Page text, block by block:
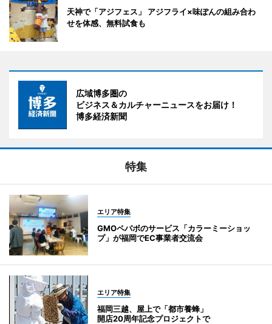
天神で「アジフェス」 アジフライ×味ぽんの組み合わ
せを体感、無料試食も
広域博多圏の
ビジネス＆カルチャーニュースをお届け！
博多経済新聞
特集
エリア特集
GMOペパボのサービス「カラーミーショッ
プ」が福岡でEC事業者交流会
エリア特集
福岡三越、屋上で「都市養蜂」
開店20周年記念プロジェクトで